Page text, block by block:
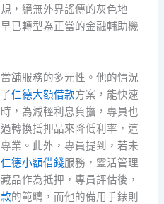
，絕無外界謠傳的灰色地
已轉型為正當的金融輔助機
舖服務的多元性。他的情況
仁德大額借款方案，能快速
，為減輕利息負擔，專員也
過轉換抵押品來降低利率，這
業。此外，專員提到，若未
仁德小額借錢服務，靈活管理
品作為抵押，專員評估後，
的範疇，而他的備用手錶則